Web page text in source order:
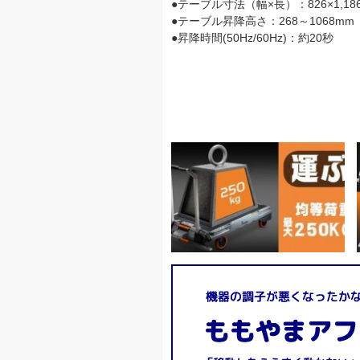
●テーブル寸法（幅×長）：
●テーブル昇降高さ：268～1068mm
●昇降時間(50Hz/60Hz)：約20秒